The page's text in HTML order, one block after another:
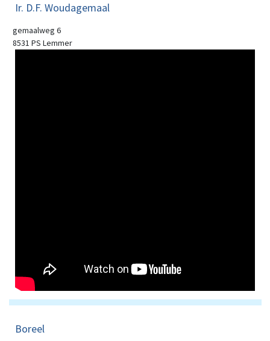
Ir. D.F. Woudagemaal
gemaalweg 6
8531 PS Lemmer
Boreel